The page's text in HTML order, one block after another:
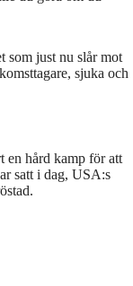
som just nu slår mot
sjuka och
en hård kamp för att
satt i dag, USA:s